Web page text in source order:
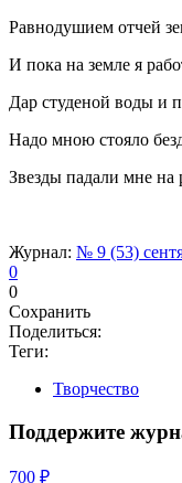
Равнодушием отчей
И пока на земле я
Дар студеной воды и
Надо мною стояло
Звезды падали мне на
Журнал: № 9 (53)
0
0
Сохранить
Поделиться:
Теги:
Творчество
Поддержите
700 ₽